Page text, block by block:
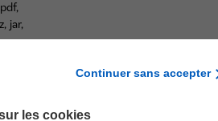
jar,
Continuer sans accepter
les cookies